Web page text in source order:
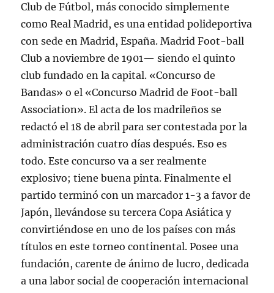
Club de Fútbol, más conocido simplemente
como Real Madrid, es una entidad polideportiva
con sede en Madrid, España. Madrid Foot-ball
Club a noviembre de 1901— siendo el quinto
club fundado en la capital. «Concurso de
Bandas» o el «Concurso Madrid de Foot-ball
Association». El acta de los madrileños se
redactó el 18 de abril para ser contestada por la
administración cuatro días después. Eso es
todo. Este concurso va a ser realmente
explosivo; tiene buena pinta. Finalmente el
partido terminó con un marcador 1-3 a favor de
Japón, llevándose su tercera Copa Asiática y
convirtiéndose en uno de los países con más
títulos en este torneo continental. Posee una
fundación, carente de ánimo de lucro, dedicada
a una labor social de cooperación internacional